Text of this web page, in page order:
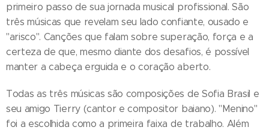
primeiro passo de sua jornada musical profissional. São
três músicas que revelam seu lado confiante, ousado e
"arisco". Canções que falam sobre superação, força e a
certeza de que, mesmo diante dos desafios, é possível
manter a cabeça erguida e o coração aberto.
Todas as três músicas são composições de Sofia Brasil e
seu amigo Tierry (cantor e compositor baiano). "Menino"
foi a escolhida como a primeira faixa de trabalho. Além